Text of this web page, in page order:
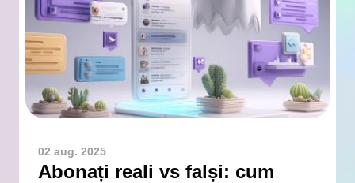
02 aug. 2025
Abonați reali vs falși: cum